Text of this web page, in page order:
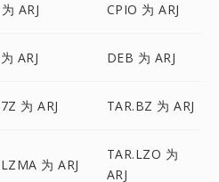
ARJ CPIO 为 ARJ
ARJ DEB 为 ARJ
为 ARJ TAR.BZ 为 ARJ
为 ARJ
TAR.LZO 为
ARJ